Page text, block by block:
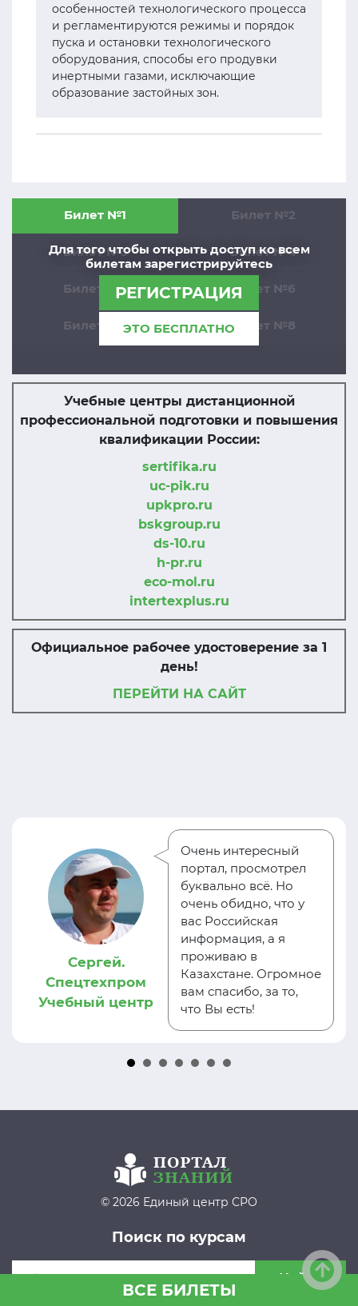
особенностей технологического процесса
и регламентируются режимы и порядок
пуска и остановки технологического
оборудования, способы его продувки
инертными газами, исключающие
образование застойных зон.
Для того чтобы открыть доступ ко всем
билетам зарегистрируйтесь
РЕГИСТРАЦИЯ
ЭТО БЕСПЛАТНО
Билет №1 Билет №2
Билет №3 Билет №4
Билет №5 Билет №6
Билет №7 Билет №8
Учебные центры дистанционной
профессиональной подготовки и повышения
квалификации России:
sertifika.ru
uc-pik.ru
upkpro.ru
bskgroup.ru
ds-10.ru
h-pr.ru
eco-mol.ru
intertexplus.ru
Официальное рабочее удостоверение за 1
день!
ПЕРЕЙТИ НА САЙТ
ВСЕ БИЛЕТЫ
Сергей.
Спецтехпром
Учебный центр
Очень интересный
портал, просмотрел
буквально всё. Но
очень обидно, что у
вас Российская
информация, а я
проживаю в
Казахстане. Огромное
вам спасибо, за то,
что Вы есть!
© 2026 Единый центр СРО
Поиск по курсам
Найти